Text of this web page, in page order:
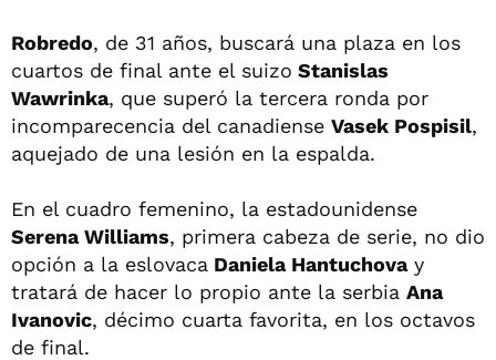
Robredo, de 31 años, buscará una plaza en los
cuartos de final ante el suizo Stanislas
Wawrinka, que superó la tercera ronda por
incomparecencia del canadiense Vasek Pospisil,
aquejado de una lesión en la espalda.
En el cuadro femenino, la estadounidense
Serena Williams, primera cabeza de serie, no dio
opción a la eslovaca Daniela Hantuchovay
tratará de hacer lo propio ante la serbia Ana
Ivanovic, décimo cuarta favorita, en los octavos
de final.